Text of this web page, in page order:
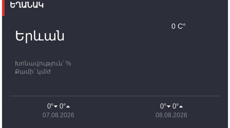
պատասխանատուներ կմնան ԼՂ-ում՝ մինչև
որոնողափրկարարական աշխատանքների
11:03
ՄԱԿ-ի առաքելությունը շատ, շատ, շատ օգտակար
Ադրբեջանի փոխվարչապետն այսօր կմեկնի
Ստեփանակերտ
ԵՂԱՆԱԿ
Երևան
Խոնավություն՝ %
Քամի՝ կմ/ժ
0 C°
0° 0°
07.08.2026
0° 0°
08.08.2026